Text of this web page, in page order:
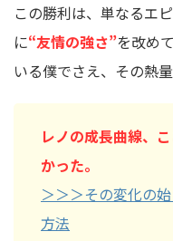
この勝利は、単なるエ
に“友情の強さ”を改め
いる僕でさえ、その熱
レノの成長曲線、
かった。
＞＞＞その変化の
方法